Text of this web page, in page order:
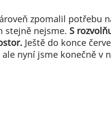
zpomalil potřebu
stejně nejsme. S
Ještě do konce
nyní jsme konečně v